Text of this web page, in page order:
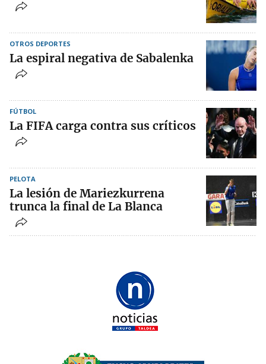
OTROS DEPORTES
La espiral negativa de Sabalenka
FÚTBOL
La FIFA carga contra sus críticos
PELOTA
La lesión de Mariezkurrena
trunca la final de La Blanca